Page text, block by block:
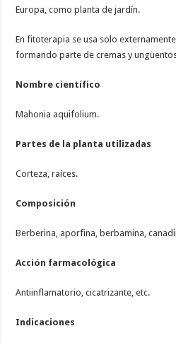
Europa, como planta de jardín.
En fitoterapia se usa solo
formando parte de cremas y
Nombre científico
Mahonia aquifolium.
Partes de la planta utilizadas
Corteza, raíces.
Composición
Berberina, aporfina, berbamina,
Acción farmacológica
Antiinflamatorio, cicatrizante, etc.
Indicaciones